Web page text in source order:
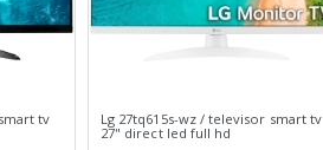
tv
Lg 27tq615s-wz / televisor smart tv
27" direct led full hd